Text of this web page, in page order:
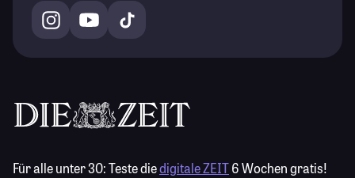
Für alle unter 30:Teste diedigitale ZEIT6 Wochen gratis!